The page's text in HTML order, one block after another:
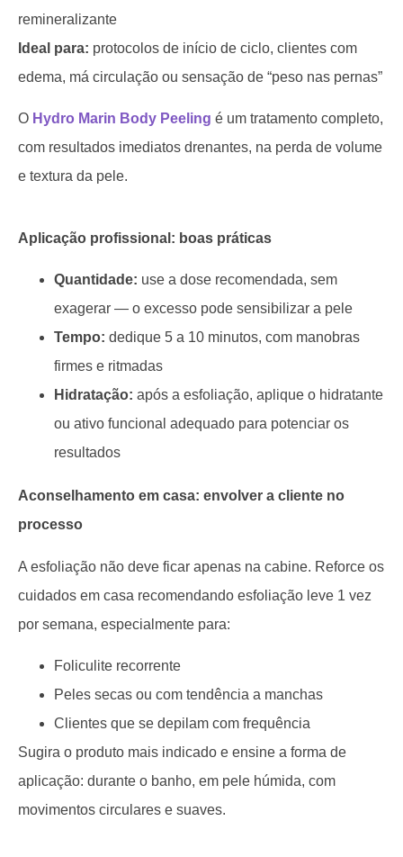
remineralizante
Ideal para: protocolos de início de ciclo, clientes com
edema, má circulação ou sensação de “peso nas pernas”
O Hydro Marin Body Peeling é um tratamento completo,
com resultados imediatos drenantes, na perda de volume
e textura da pele.
Aplicação profissional: boas práticas
Quantidade: use a dose recomendada, sem
exagerar — o excesso pode sensibilizar a pele
Tempo: dedique 5 a 10 minutos, com manobras
firmes e ritmadas
Hidratação: após a esfoliação, aplique o hidratante
ou ativo funcional adequado para potenciar os
resultados
Aconselhamento em casa: envolver a cliente no
processo
A esfoliação não deve ficar apenas na cabine. Reforce os
cuidados em casa recomendando esfoliação leve 1 vez
por semana, especialmente para:
Foliculite recorrente
Peles secas ou com tendência a manchas
Clientes que se depilam com frequência
Sugira o produto mais indicado e ensine a forma de
aplicação: durante o banho, em pele húmida, com
movimentos circulares e suaves.